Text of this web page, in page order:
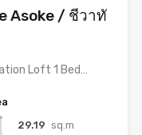
Asoke / ชีวาทั
Loft 1 Bed…
29.19 sq.m